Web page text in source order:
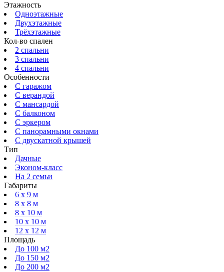
Этажность
Одноэтажные
Двухэтажные
Трёхэтажные
Кол-во спален
2 спальни
3 спальни
4 спальни
Особенности
С гаражом
С верандой
С мансардой
С балконом
C эркером
С панорамными окнами
С двускатной крышей
Тип
Дачные
Эконом-класс
На 2 семьи
Габариты
6 x 9 м
8 x 8 м
8 x 10 м
10 x 10 м
12 x 12 м
Площадь
До 100 м2
До 150 м2
До 200 м2